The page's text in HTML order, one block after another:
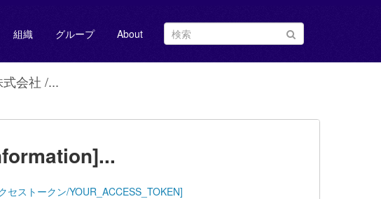
組織 グループ About
式会社 /...
ストークン/YOUR_ACCESS_TOKEN]